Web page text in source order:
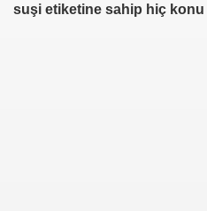
suşi etiketine sahip hiç konu